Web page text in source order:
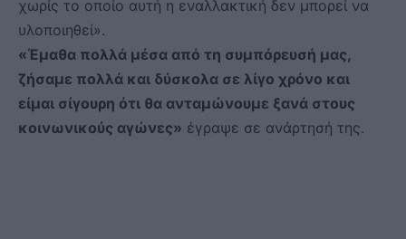
χωρίς το οποίο αυτή η εναλλακτική δεν μπορεί να
υλοποιηθεί».
«Έμαθα πολλά μέσα από τη συμπόρευσή μας,
ζήσαμε πολλά και δύσκολα σε λίγο χρόνο και
είμαι σίγουρη ότι θα ανταμώνουμε ξανά στους
κοινωνικούς αγώνες» έγραψε σε ανάρτησή της.